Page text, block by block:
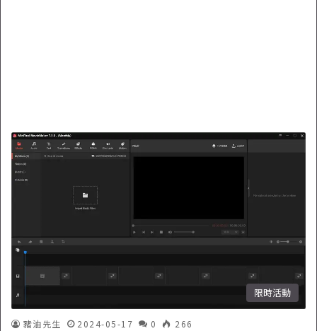
限時活動
豬油先生 2024-05-17 0 266